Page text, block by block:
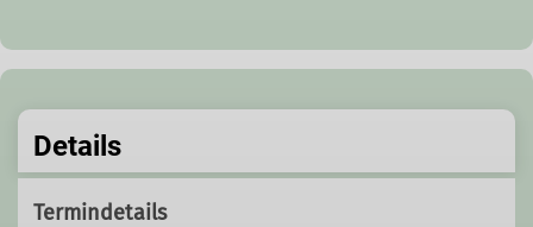
Details
Termindetails